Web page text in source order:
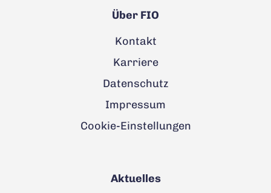
Über FIO
Kontakt
Karriere
Datenschutz
Impressum
Cookie-Einstellungen
Aktuelles